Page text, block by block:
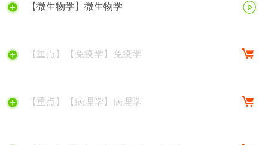
【微生物学】微生物学
【重点】【免疫学】免疫学
【重点】【病理学】病理学